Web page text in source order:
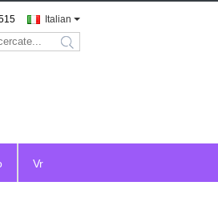
Italian
search
Vr